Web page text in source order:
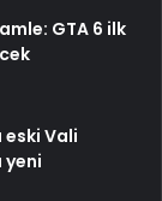
GTA 6 ilk
Vali
yeni